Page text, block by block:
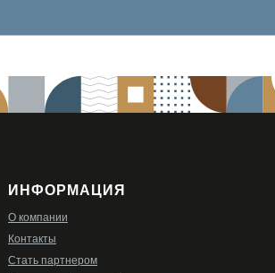
ИНФОРМАЦИЯ
О компании
Контакты
Стать партнером